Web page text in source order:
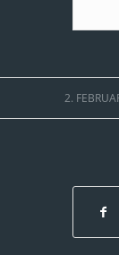
2. /